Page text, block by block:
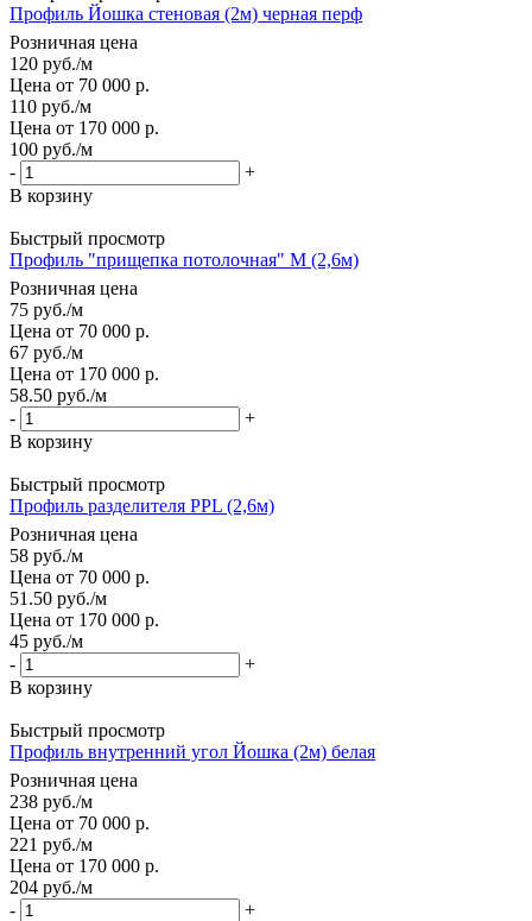
Профиль Йошка стеновая (2м) черная перф
Розничная цена
120 руб./м
Цена от 70 000 р.
110 руб./м
Цена от 170 000 р.
100 руб./м
-
+
В корзину
Быстрый просмотр
Профиль "прищепка потолочная" М (2,6м)
Розничная цена
75 руб./м
Цена от 70 000 р.
67 руб./м
Цена от 170 000 р.
58.50 руб./м
-
+
В корзину
Быстрый просмотр
Профиль разделителя PPL (2,6м)
Розничная цена
58 руб./м
Цена от 70 000 р.
51.50 руб./м
Цена от 170 000 р.
45 руб./м
-
+
В корзину
Быстрый просмотр
Профиль внутренний угол Йошка (2м) белая
Розничная цена
238 руб./м
Цена от 70 000 р.
221 руб./м
Цена от 170 000 р.
204 руб./м
-
+